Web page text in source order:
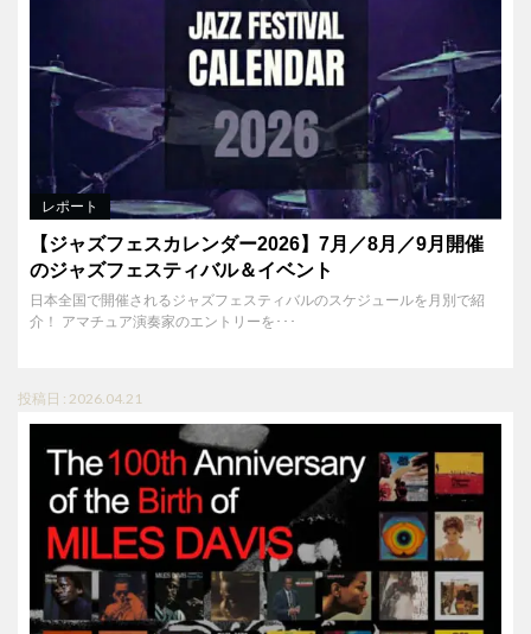
レポート
【ジャズフェスカレンダー2026】7月／8月／9月開催
のジャズフェスティバル＆イベント
日本全国で開催されるジャズフェスティバルのスケジュールを月別で紹
介！ アマチュア演奏家のエントリーを･･･
投稿日 : 2026.04.21